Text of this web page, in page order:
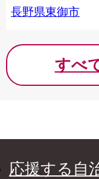
ぶどう 葡萄 大粒 果
長野県東御市
すべ
応援する自